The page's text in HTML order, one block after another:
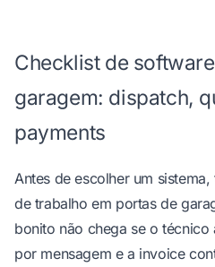
Checklist de
garagem: dispatch,
payments
Antes de escolher um
de trabalho em portas de
bonito não chega se o
por mensagem e a invoice